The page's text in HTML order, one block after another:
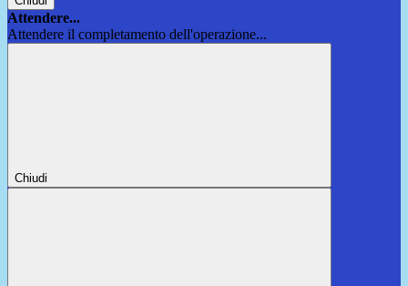
Attendere...
Attendere il completamento dell'operazione...
Chiudi